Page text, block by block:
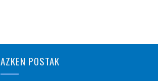
AZKEN POSTAK